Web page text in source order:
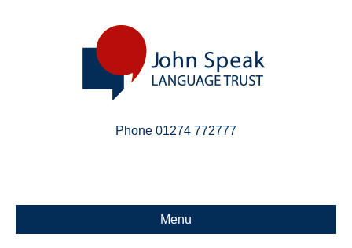
Phone 01274 772777
Menu